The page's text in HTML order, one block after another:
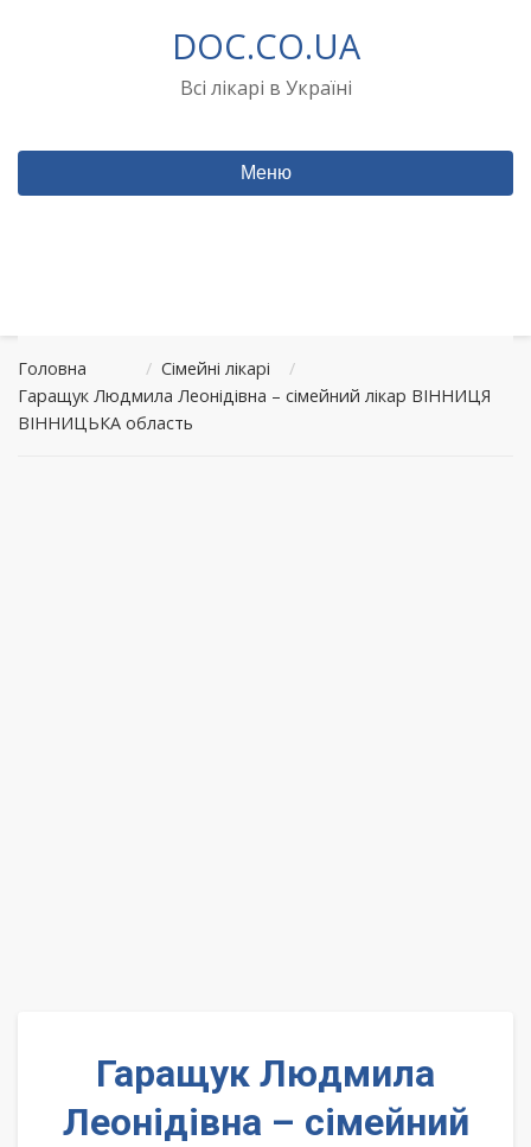
DOC.CO.UA
Всі лікарі в Україні
Меню
Головна / Сімейні лікарі
/
Гаращук Людмила Леонідівна – сімейний лікар ВІННИЦЯ
ВІННИЦЬКА область
Гаращук Людмила
Леонідівна – сімейний